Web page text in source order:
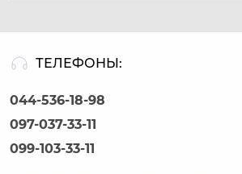
ТЕЛЕФОНЫ:
044-536-18-98
097-037-33-11
099-103-33-11